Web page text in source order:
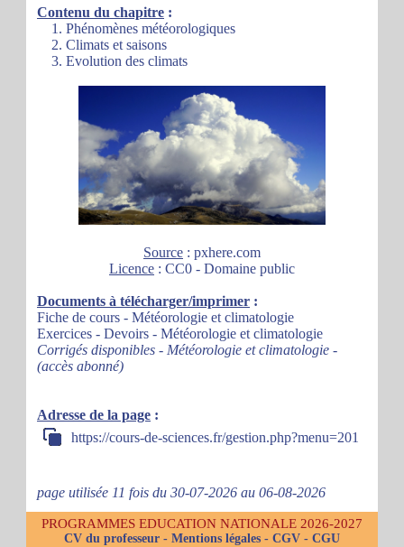
Contenu du chapitre :
1. Phénomènes météorologiques
2. Climats et saisons
3. Evolution des climats
Source : pxhere.com
Licence : CC0 - Domaine public
Documents à télécharger/imprimer :
Fiche de cours - Météorologie et climatologie
Exercices - Devoirs - Météorologie et climatologie
Corrigés disponibles - Météorologie et climatologie -
(accès abonné)
Adresse de la page :
https://cours-de-sciences.fr/gestion.php?menu=201
page utilisée 11 fois du 30-07-2026 au 06-08-2026
PROGRAMMES EDUCATION NATIONALE 2026-2027
CV du professeur - Mentions légales - CGV - CGU